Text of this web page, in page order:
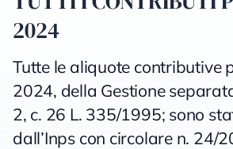
2024
Tutte le aliquote contributive
2024, della Gestione
2, c. 26 L. 335/1995; sono
dall’Inps con circolare n. 24/